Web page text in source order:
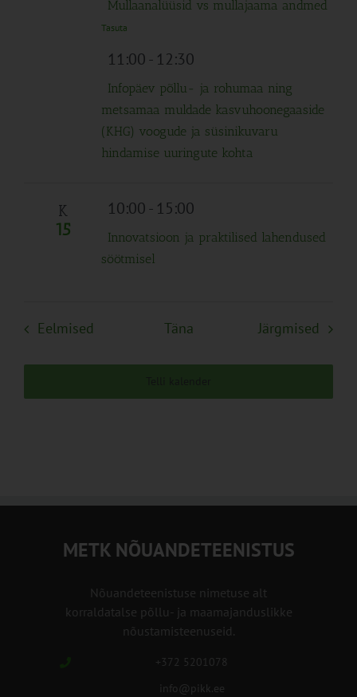
Mullaanalüüsid vs mullajaama andmed
Tasuta
11:00- 12:30
Infopäev põllu- ja rohumaa ning
metsamaa muldade kasvuhoonegaaside
(KHG) voogude ja süsinikuvaru
hindamise uuringute kohta
K
15
10:00- 15:00
Innovatsioon ja praktilised lahendused
söötmisel
Eelmised SündmusedTäna Järgmised
METK NÕUANDETEENISTUS
Nõuandeteenistuse nimetuse alt
korraldatalse põllu- ja maamajanduslikke
nõustamisteenuseid.
+372 5201078
info@pikk.ee